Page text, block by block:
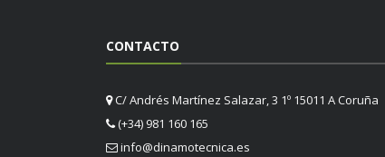
CONTACTO
C/ Andrés Martínez Salazar, 3 1º 15011 A Coruña
(+34) 981 160 165
info@dinamotecnica.es